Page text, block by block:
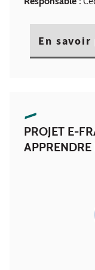
En savoir
PROJET E-
APPRENDRE